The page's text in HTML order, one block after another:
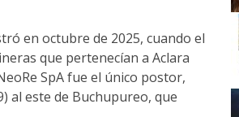
en octubre de 2025, cuando el
que pertenecían a Aclara
SpA fue el único postor,
al este de Buchupureo, que